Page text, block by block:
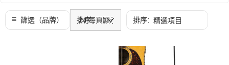
可按手機型號、安裝方式、連接接口、重量及外出使用需要比較。